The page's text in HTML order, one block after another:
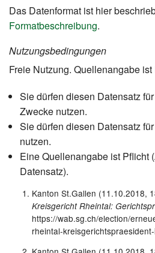
Das Datenformat ist hier
Formatbeschreibung.
Nutzungsbedingungen
Freie Nutzung. Quellenangabe ist
Sie dürfen diesen Datensatz
Zwecke nutzen.
Sie dürfen diesen Datensatz
nutzen.
Eine Quellenangabe ist Pflicht
Datensatz).
Kanton St.Gallen (11.10.2018,
Kreisgericht Rheintal:
https://wab.sg.ch/election/
rheintal-